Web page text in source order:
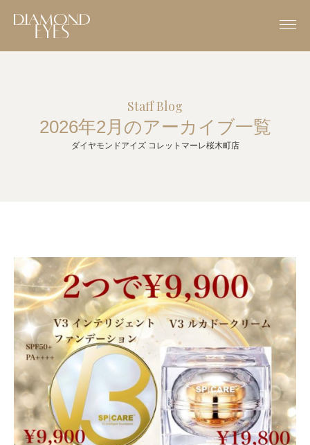
Staff Blog
2026年2月のアーカイブ一覧
ダイヤモンドアイズ コレットマーレ桜木町店